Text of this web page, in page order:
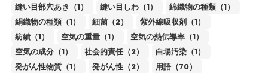
縫い目部穴あき（1）
縫い目しわ（1）
綿織物の種類（1）
絹織物の種類（1）
細菌（2）
紫外線吸収剤（1）
紡績（1）
空気の重量（1）
空気の熱伝導率（1）
空気の成分（1）
社会的責任（2）
白場汚染（1）
発がん性物質（1）
発がん性（2）
用語（70）